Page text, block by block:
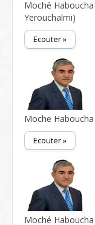
Moché
Yerouchalmi)
Ecouter »
Moche
Ecouter »
Moché